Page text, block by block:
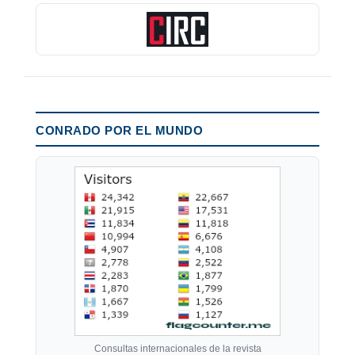
CONRADO POR EL MUNDO
Consultas internacionales de la revista